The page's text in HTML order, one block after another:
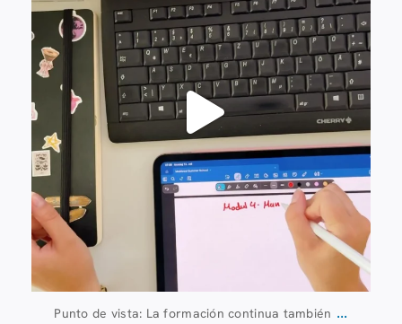
Punto de vista: La formación continua también ...